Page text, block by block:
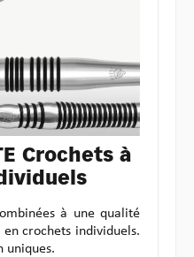
Crochets à
à une qualité
crochets individuels.
uniques.